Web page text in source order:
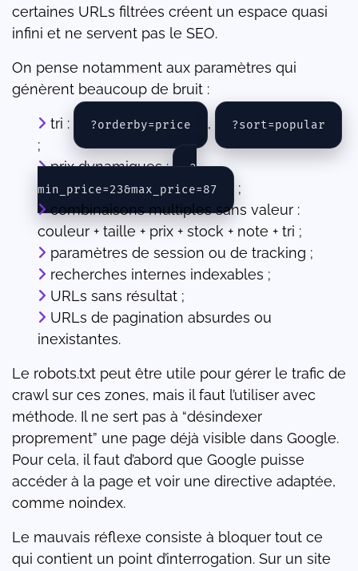
certaines URLs filtrées créent un espace quasi
infini et ne servent pas le SEO.
On pense notamment aux paramètres qui
génèrent beaucoup de bruit :
tri : ?orderby=price , ?sort=popular
;
prix dynamiques :
?
min_price=23&max_price=87
;
combinaisons multiples sans valeur :
couleur + taille + prix + stock + note + tri ;
paramètres de session ou de tracking ;
recherches internes indexables ;
URLs sans résultat ;
URLs de pagination absurdes ou
inexistantes.
Le robots.txt peut être utile pour gérer le trafic de
crawl sur ces zones, mais il faut l’utiliser avec
méthode. Il ne sert pas à “désindexer
proprement” une page déjà visible dans Google.
Pour cela, il faut d’abord que Google puisse
accéder à la page et voir une directive adaptée,
comme noindex.
Le mauvais réflexe consiste à bloquer tout ce
qui contient un point d’interrogation. Sur un site